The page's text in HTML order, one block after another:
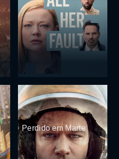
Perdido em Marte